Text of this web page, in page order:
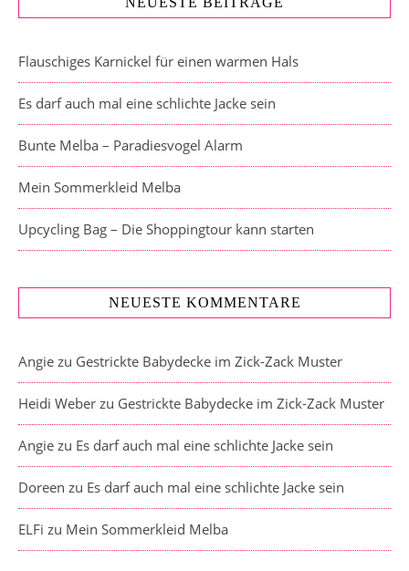
Flauschiges Karnickel für einen warmen Hals
Es darf auch mal eine schlichte Jacke sein
Bunte Melba – Paradiesvogel Alarm
Mein Sommerkleid Melba
Upcycling Bag – Die Shoppingtour kann starten
NEUESTE KOMMENTARE
Angie zu Gestrickte Babydecke im Zick-Zack Muster
Heidi Weber zu Gestrickte Babydecke im Zick-Zack Muster
Angie zu Es darf auch mal eine schlichte Jacke sein
Doreen zu Es darf auch mal eine schlichte Jacke sein
ELFi zu Mein Sommerkleid Melba